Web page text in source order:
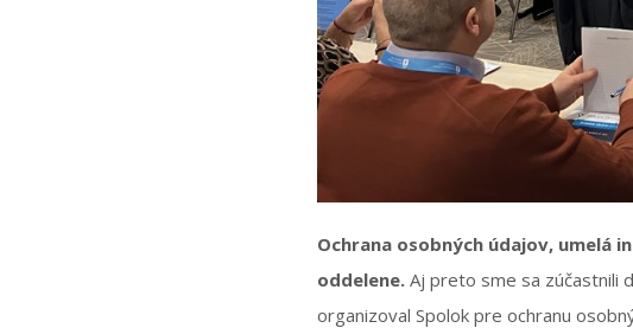
Ochrana osobných údajov, umelá
oddelene. Aj preto sme sa zúčastnili
organizoval Spolok pre ochranu